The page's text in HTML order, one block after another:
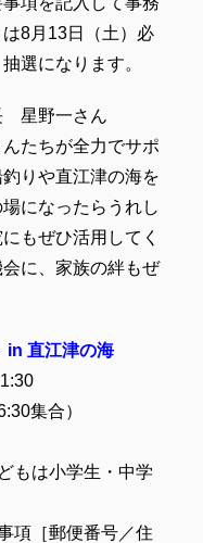
8月13日（土）必
選になります。
星野一さん
たちが全力でサポ
りや直江津の海を
になったらうれし
もぜひ活用してく
に、家族の絆もぜ
in 直江津の海
集合）
もは小学生・中学
項［郵便番号／住